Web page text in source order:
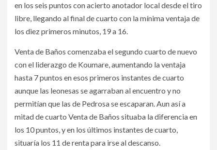
en los seis puntos con acierto anotador local desde el tiro
libre, llegando al final de cuarto con la mínima ventaja de
los diez primeros minutos, 19 a 16.
Venta de Baños comenzaba el segundo cuarto de nuevo
con el liderazgo de Koumare, aumentando la ventaja
hasta 7 puntos en esos primeros instantes de cuarto
aunque las leonesas se agarraban al encuentro y no
permitían que las de Pedrosa se escaparan. Aun así a
mitad de cuarto Venta de Baños situaba la diferencia en
los 10 puntos, y en los últimos instantes de cuarto,
situaría los 11 de renta para irse al descanso.